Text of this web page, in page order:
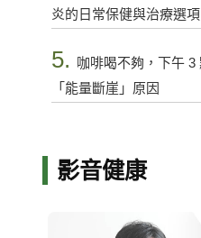
炎的日常保健與治療選項
5.
咖啡喝不夠，下午
「能量斷崖」原因
影音健康